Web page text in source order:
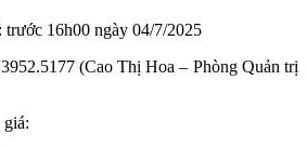
16h00 ngày 04/7/2025
(Cao Thị Hoa – Phòng Quản trị
giá: